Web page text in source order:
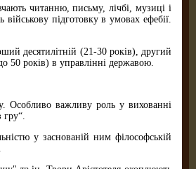
читанню, письму, лічбі, музиці і
підготовку в умовах ефебії.
десятилітній (21-30 років), другий
50 років) в управлінні державою.
Особливо важливу роль у вихованні
гру“.
у заснованій ним філософській